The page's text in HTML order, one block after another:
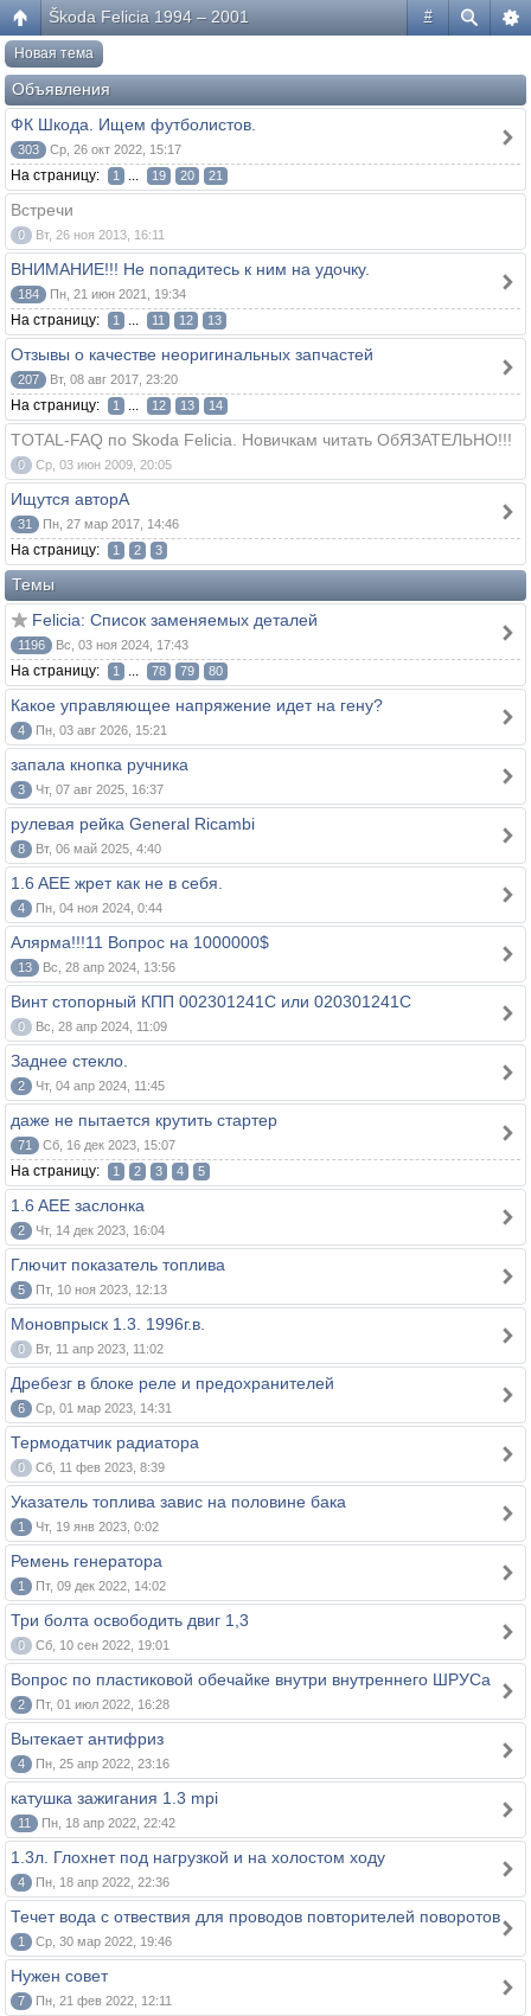
#
Škoda Felicia 1994 – 2001
Новая тема
Объявления
ФК Шкода. Ищем футболистов.
303 Ср, 26 окт 2022, 15:17
На страницу: 1 ... 19 20 21
Встречи
0 Вт, 26 ноя 2013, 16:11
ВНИМАНИЕ!!! Не попадитесь к ним на удочку.
184 Пн, 21 июн 2021, 19:34
На страницу: 1 ... 11 12 13
Отзывы о качестве неоригинальных запчастей
207 Вт, 08 авг 2017, 23:20
На страницу: 1 ... 12 13 14
TOTAL-FAQ по Skoda Felicia. Новичкам читать ОбЯЗАТЕЛЬНО!!!
0 Ср, 03 июн 2009, 20:05
Ищутся авторА
31 Пн, 27 мар 2017, 14:46
На страницу: 1 2 3
Темы
Felicia: Список заменяемых деталей
1196 Вс, 03 ноя 2024, 17:43
На страницу: 1 ... 78 79 80
Какое управляющее напряжение идет на гену?
4 Пн, 03 авг 2026, 15:21
запала кнопка ручника
3 Чт, 07 авг 2025, 16:37
рулевая рейка General Ricambi
8 Вт, 06 май 2025, 4:40
1.6 AEE жрет как не в себя.
4 Пн, 04 ноя 2024, 0:44
Алярма!!!11 Вопрос на 1000000$
13 Вс, 28 апр 2024, 13:56
Винт стопорный КПП 002301241C или 020301241C
0 Вс, 28 апр 2024, 11:09
Заднее стекло.
2 Чт, 04 апр 2024, 11:45
даже не пытается крутить стартер
71 Сб, 16 дек 2023, 15:07
На страницу: 1 2 3 4 5
1.6 AEE заслонка
2 Чт, 14 дек 2023, 16:04
Глючит показатель топлива
5 Пт, 10 ноя 2023, 12:13
Моновпрыск 1.3. 1996г.в.
0 Вт, 11 апр 2023, 11:02
Дребезг в блоке реле и предохранителей
6 Ср, 01 мар 2023, 14:31
Термодатчик радиатора
0 Сб, 11 фев 2023, 8:39
Указатель топлива завис на половине бака
1 Чт, 19 янв 2023, 0:02
Ремень генератора
1 Пт, 09 дек 2022, 14:02
Три болта освободить двиг 1,3
0 Сб, 10 сен 2022, 19:01
Вопрос по пластиковой обечайке внутри внутреннего ШРУСа
2 Пт, 01 июл 2022, 16:28
Вытекает антифриз
4 Пн, 25 апр 2022, 23:16
катушка зажигания 1.3 mpi
11 Пн, 18 апр 2022, 22:42
1.3л. Глохнет под нагрузкой и на холостом ходу
4 Пн, 18 апр 2022, 22:36
Течет вода с отвествия для проводов повторителей поворотов
1 Ср, 30 мар 2022, 19:46
Нужен совет
7 Пн, 21 фев 2022, 12:11